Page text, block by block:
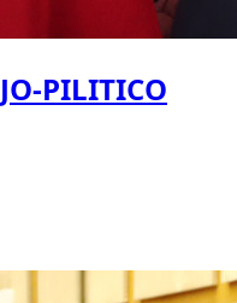
PILITICO